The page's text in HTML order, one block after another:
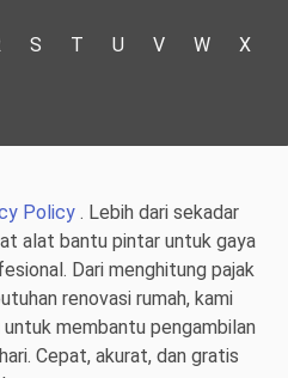
S T U V W X
Policy. Lebih dari sekadar
alat bantu pintar untuk gaya
Dari menghitung pajak
renovasi rumah, kami
membantu pengambilan
Cepat, akurat, dan gratis